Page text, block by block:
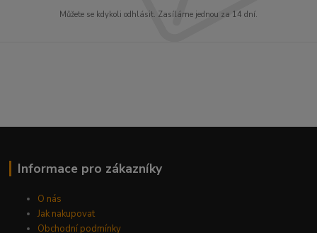
Můžete se kdykoli odhlásit. Zasíláme jednou za 14 dní.
Informace pro zákazníky
O nás
Jak nakupovat
Obchodní podmínky